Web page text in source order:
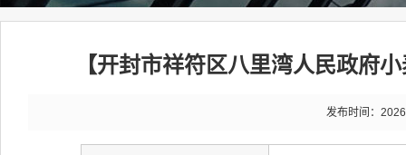
【开封市祥符区八里湾人民政府
发布时间：